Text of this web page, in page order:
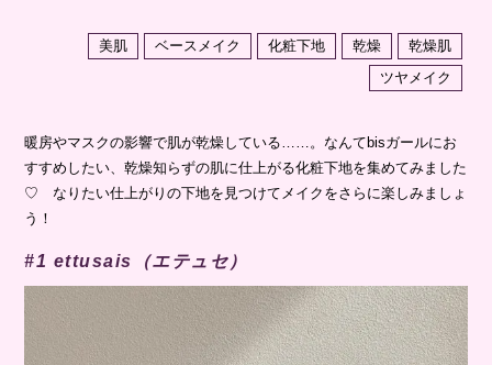
美肌 ベースメイク 化粧下地 乾燥
乾燥肌
ツヤメイク
暖房やマスクの影響で肌が乾燥している……。なんてbisガールにお
すすめしたい、乾燥知らずの肌に仕上がる化粧下地を集めてみました
♡ なりたい仕上がりの下地を見つけてメイクをさらに楽しみましょ
う！
#1 ettusais（エテュセ ）